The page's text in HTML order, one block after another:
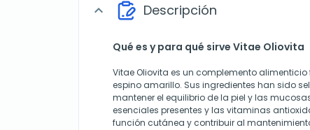
expand_more Descripción
Qué es y para qué sirve Vitae Oliovita
Vitae Oliovita es un complemento
espino amarillo. Sus ingredientes han sido
mantener el equilibrio de la piel y las
esenciales presentes y las vitaminas
función cutánea y contribuir al